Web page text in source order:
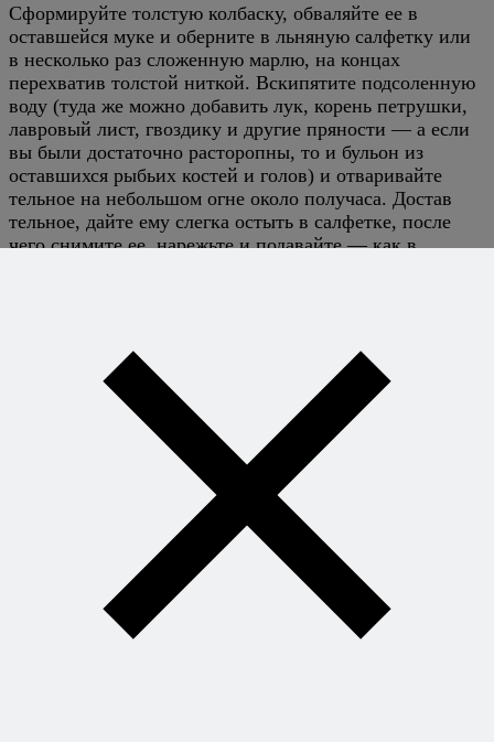
Сформируйте толстую колбаску, обваляйте ее в
оставшейся муке и оберните в льняную салфетку или
в несколько раз сложенную марлю, на концах
перехватив толстой ниткой. Вскипятите подсоленную
воду (туда же можно добавить лук, корень петрушки,
лавровый лист, гвоздику и другие пряности — а если
вы были достаточно расторопны, то и бульон из
оставшихся рыбьих костей и голов) и отваривайте
тельное на небольшом огне около получаса. Достав
тельное, дайте ему слегка остыть в салфетке, после
чего снимите ее, нарежьте и подавайте — как в
обжариваем ложку муки в ложке сливочного масла и
добавляем в равных пропорциях бульон, в котором
варилось тельное, и рассол из-под соленых огурцов.
Варим на небольшом огне, немного погодя добавляем
сами измельченные огурчики и молотый черный
перец, а затем, в самом конце — хрен, сметану и
измельченную зелень. Если у вас есть сомнения по той
или иной операции — послушайте мой недавний
подкаст, где я подробно рассказываю про соусы
вы, конечно, этого еще не сделали. Кстати, маслины
на фото неспроста — согласно все тому же В.В.
Похлебкину, именно с ними можно сервировать